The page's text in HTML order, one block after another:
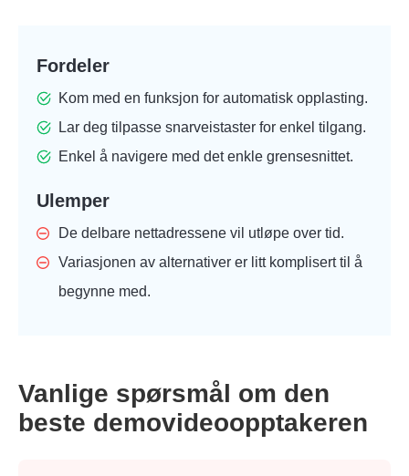
Fordeler
Kom med en funksjon for automatisk opplasting.
Lar deg tilpasse snarveistaster for enkel tilgang.
Enkel å navigere med det enkle grensesnittet.
Ulemper
De delbare nettadressene vil utløpe over tid.
Variasjonen av alternativer er litt komplisert til å
begynne med.
Vanlige spørsmål om den
beste demovideoopptakeren